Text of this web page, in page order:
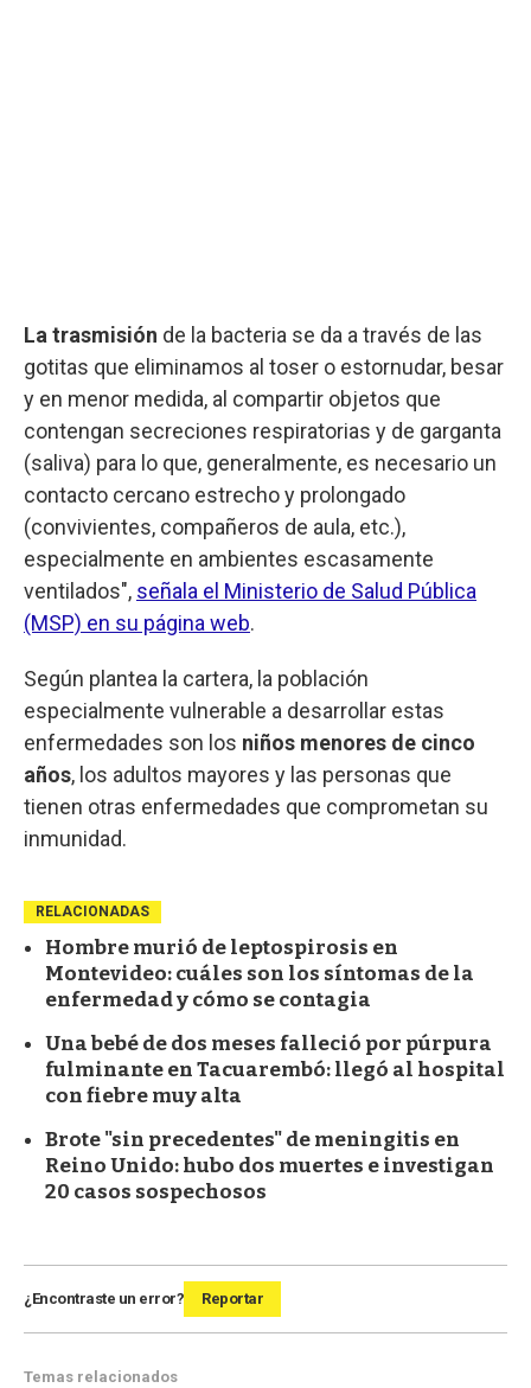
La trasmisión de la bacteria se da a través de las
gotitas que eliminamos al toser o estornudar, besar
y en menor medida, al compartir objetos que
contengan secreciones respiratorias y de garganta
(saliva) para lo que, generalmente, es necesario un
contacto cercano estrecho y prolongado
(convivientes, compañeros de aula, etc.),
especialmente en ambientes escasamente
ventilados", señala el Ministerio de Salud Pública
(MSP) en su página web.
Según plantea la cartera, la población
especialmente vulnerable a desarrollar estas
enfermedades son los niños menores de cinco
años, los adultos mayores y las personas que
tienen otras enfermedades que comprometan su
inmunidad.
RELACIONADAS
Hombre murió de leptospirosis en
Montevideo: cuáles son los síntomas de la
enfermedad y cómo se contagia
Una bebé de dos meses falleció por púrpura
fulminante en Tacuarembó: llegó al hospital
con fiebre muy alta
Brote "sin precedentes" de meningitis en
Reino Unido: hubo dos muertes e investigan
20 casos sospechosos
¿Encontraste un error? Reportar
Temas relacionados